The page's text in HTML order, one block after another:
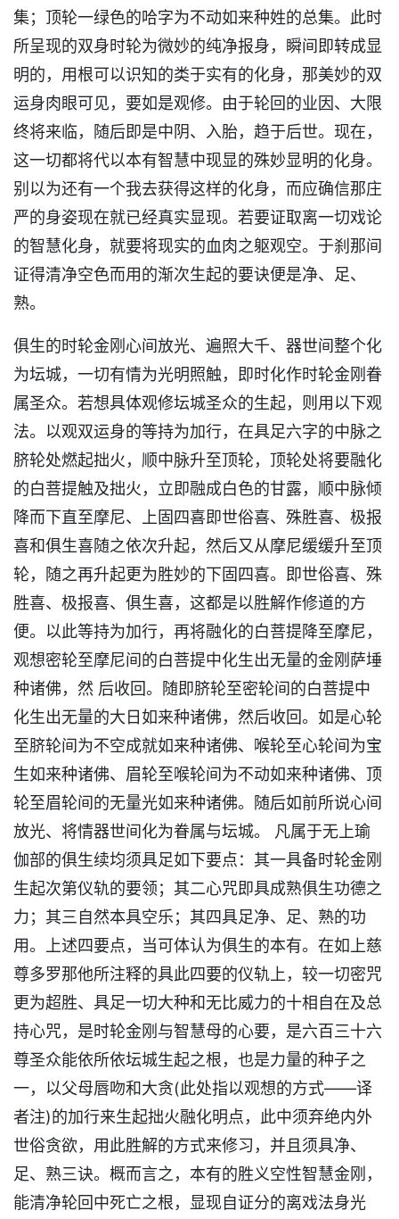
集；顶轮一绿色的哈字为不动如来种姓的总集。此时
所呈现的双身时轮为微妙的纯净报身，瞬间即转成显
明的，用根可以识知的类于实有的化身，那美妙的双
运身肉眼可见，要如是观修。由于轮回的业因、大限
终将来临，随后即是中阴、入胎，趋于后世。现在，
这一切都将代以本有智慧中现显的殊妙显明的化身。
别以为还有一个我去获得这样的化身，而应确信那庄
严的身姿现在就已经真实显现。若要证取离一切戏论
的智慧化身，就要将现实的血肉之躯观空。于刹那间
证得清净空色而用的渐次生起的要诀便是净、足、
熟。
俱生的时轮金刚心间放光、遍照大千、器世间整个化
为坛城，一切有情为光明照触，即时化作时轮金刚眷
属圣众。若想具体观修坛城圣众的生起，则用以下观
法。以观双运身的等持为加行，在具足六字的中脉之
脐轮处燃起拙火，顺中脉升至顶轮，顶轮处将要融化
的白菩提触及拙火，立即融成白色的甘露，顺中脉倾
降而下直至摩尼、上固四喜即世俗喜、殊胜喜、极报
喜和俱生喜随之依次升起，然后又从摩尼缓缓升至顶
轮，随之再升起更为胜妙的下固四喜。即世俗喜、殊
胜喜、极报喜、俱生喜，这都是以胜解作修道的方
便。以此等持为加行，再将融化的白菩提降至摩尼，
观想密轮至摩尼间的白菩提中化生出无量的金刚萨埵
种诸佛，然 后收回。随即脐轮至密轮间的白菩提中
化生出无量的大日如来种诸佛，然后收回。如是心轮
至脐轮间为不空成就如来种诸佛、喉轮至心轮间为宝
生如来种诸佛、眉轮至喉轮间为不动如来种诸佛、顶
轮至眉轮间的无量光如来种诸佛。随后如前所说心间
放光、将情器世间化为眷属与坛城。 凡属于无上瑜
伽部的俱生续均须具足如下要点：其一具备时轮金刚
生起次第仪轨的要领；其二心咒即具成熟俱生功德之
力；其三自然本具空乐；其四具足净、足、熟的功
用。上述四要点，当可体认为俱生的本有。在如上慈
尊多罗那他所注释的具此四要的仪轨上，较一切密咒
更为超胜、具足一切大种和无比威力的十相自在及总
持心咒，是时轮金刚与智慧母的心要，是六百三十六
尊圣众能依所依坛城生起之根，也是力量的种子之
一，以父母唇吻和大贪(此处指以观想的方式——译
者注)的加行来生起拙火融化明点，此中须弃绝内外
世俗贪欲，用此胜解的方式来修习，并且须具净、
足、熟三诀。概而言之，本有的胜义空性智慧金刚，
能清净轮回中死亡之根，显现自证分的离戏法身光